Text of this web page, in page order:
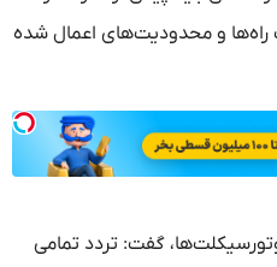
و محدودیت‌های اعمال شده
گفت: تردد تمامی